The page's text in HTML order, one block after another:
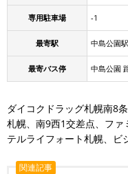
専用駐車場 -1
最寄駅 中島公園
最寄バス停 中島公園
ダイコクドラッグ札幌南8
札幌、南9西1交差点、フ
テルライフォート札幌、ビ
関連記事